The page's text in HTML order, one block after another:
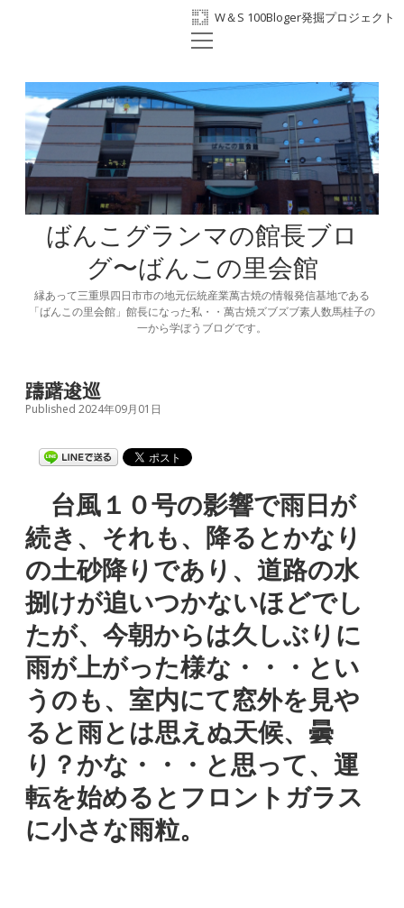
W＆S 100Bloger発掘プロジェクト
ホーム
プロフィール
BANKO300th
ばんこの里会館
facebook
open
ばんこグランマの館長ブロ
グ〜ばんこの里会館
縁あって三重県四日市市の地元伝統産業萬古焼の情報発信基地である
「ばんこの里会館」館長になった私・・萬古焼ズブズブ素人数馬桂子の
一から学ぼうブログです。
躊躇逡巡
Published 2024年09月01日
台風１０号の影響で雨日が
続き、それも、降るとかなり
の土砂降りであり、道路の水
捌けが追いつかないほどでし
たが、今朝からは久しぶりに
雨が上がった様な・・・とい
うのも、室内にて窓外を見や
ると雨とは思えぬ天候、曇
り？かな・・・と思って、運
転を始めるとフロントガラス
に小さな雨粒。